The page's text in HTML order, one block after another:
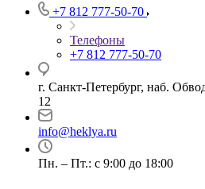
+7 812 777-50-70
Телефоны
+7 812 777-50-70
г. Санкт-Петербург, наб.
12
info@heklya.ru
Пн. – Пт.: с 9:00 до 18:00